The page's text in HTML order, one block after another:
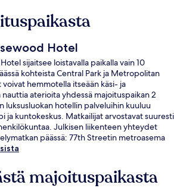
Hotel
sijaitsee loistavalla paikalla vain 10
kohteista Central Park ja Metropolitan
hemmotella itseään käsi- ja
nauttia aterioita yhdessä majoituspaikan 2
luksusluokan hotellin palveluihin kuuluu
ja kuntokeskus. Matkailijat arvostavat suuresti
Julkisen liikenteen yhteydet
päässä: 77th Streetin metroasema
4 minuutin ja 68th Street – Hunter Collegen
majoituspaikasta